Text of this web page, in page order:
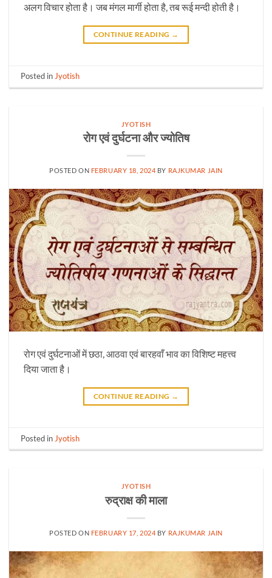
अलग विचार होता है। जब मंगल मार्गी होता है, तब रूई मन्दी होती है।
CONTINUE READING →
Posted in Jyotish
JYOTISH
रोग एवं दुर्घटना और ज्योतिष
POSTED ON FEBRUARY 18, 2024 BY RAJKUMAR JAIN
रोग एवं दुर्घटनाओं में छठा, आठवा एवं बारहवाँ भाव का विशिष्ट महत्त्व
दिया जाता है।
CONTINUE READING →
Posted in Jyotish
JYOTISH
रुद्राक्ष की माला
POSTED ON FEBRUARY 17, 2024 BY RAJKUMAR JAIN